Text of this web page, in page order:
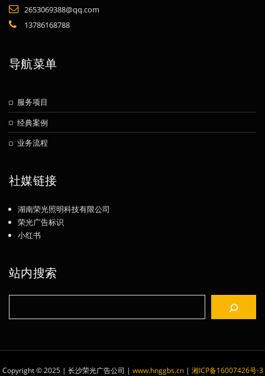
2653069388@qq.com
13786168788
导航菜单
服务项目
经典案例
业务流程
社媒链接
湖南荣光照明科技有限公司
荣光广告标识
小红书
站内搜索
Copyright © 2025 | 长沙荣光广告公司 | www.hnggbs.cn| 湘ICP备16007426号-3